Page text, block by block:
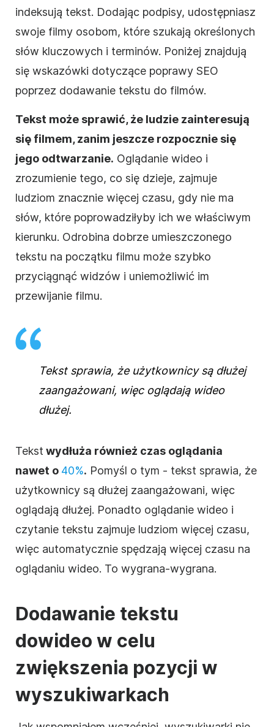
indeksują tekst. Dodając podpisy, udostępniasz
swoje filmy osobom, które szukają określonych
słów kluczowych i terminów. Poniżej znajdują
się wskazówki dotyczące poprawy SEO
poprzez dodawanie tekstu do filmów.
Tekst może sprawić, że ludzie zainteresują
się filmem, zanim jeszcze rozpocznie się
jego odtwarzanie. Oglądanie wideo i
zrozumienie tego, co się dzieje, zajmuje
ludziom znacznie więcej czasu, gdy nie ma
słów, które poprowadziłyby ich we właściwym
kierunku. Odrobina dobrze umieszczonego
tekstu na początku filmu może szybko
przyciągnąć widzów i uniemożliwić im
przewijanie filmu.
Tekst sprawia, że użytkownicy są dłużej
zaangażowani, więc oglądają wideo
dłużej.
Tekst wydłuża również czas oglądania
nawet o 40%. Pomyśl o tym - tekst sprawia, że
użytkownicy są dłużej zaangażowani, więc
oglądają dłużej. Ponadto oglądanie wideo i
czytanie tekstu zajmuje ludziom więcej czasu,
więc automatycznie spędzają więcej czasu na
oglądaniu wideo. To wygrana-wygrana.
Dodawanie tekstu
dowideo w celu
zwiększenia pozycji w
wyszukiwarkach